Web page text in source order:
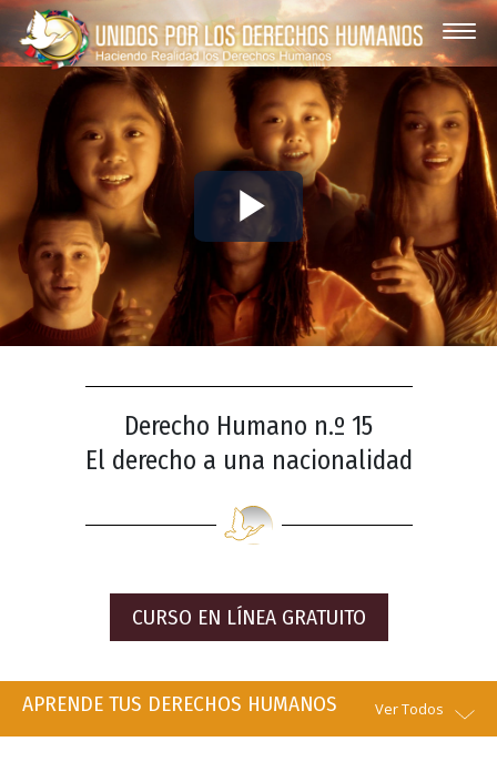
Play
Video
Derecho Humano n.º 15
El derecho a una nacionalidad
CURSO EN LÍNEA GRATUITO
APRENDE TUS DERECHOS HUMANOS Ver Todos